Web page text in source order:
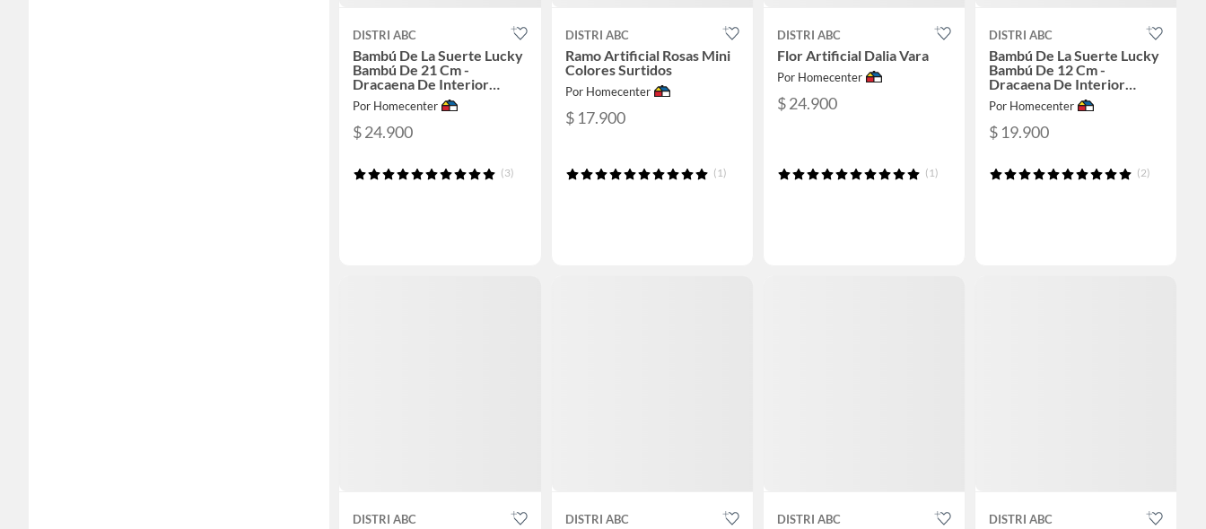
DISTRI ABC
Bambú De La Suerte Lucky
Bambú De 21 Cm -
Dracaena De Interior
Diámetro 8 Cm X 2
Unidades
Por Homecenter
$ 24.900
(3)
DISTRI ABC
Ramo Artificial Rosas Mini
Colores Surtidos
Por Homecenter
$ 17.900
(1)
DISTRI ABC
Flor Artificial Dalia Vara
Por Homecenter
$ 24.900
(1)
DISTRI ABC
Bambú De La Suerte Lucky
Bambú De 12 Cm -
Dracaena De Interior
Diámetro 8 Cm
Por Homecenter
$ 19.900
(2)
DISTRI ABC DISTRI ABC DISTRI ABC DISTRI ABC